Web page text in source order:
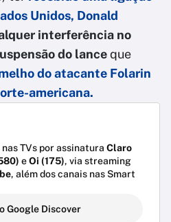
Unidos, Donald
interferência no
do lanceque
do atacante Folarin
americana.
TVs por assinatura Claro
eOi (175), via streaming
, além dos canais nas Smart
Google Discover